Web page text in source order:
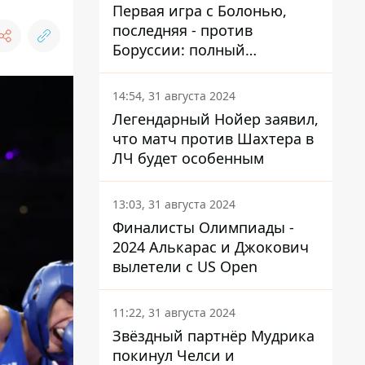
Первая игра с Болонью,
последняя - против
Боруссии: полный
календарь Шахтера в новой
ЛЧ
14:54, 31 августа 2024
Легендарный Нойер заявил,
что матч против Шахтера в
ЛЧ будет особенным
13:03, 31 августа 2024
Финалисты Олимпиады -
2024 Алькарас и Джокович
вылетели с US Open
11:22, 31 августа 2024
Звёздный партнёр Мудрика
покинул Челси и